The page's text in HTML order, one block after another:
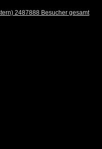
2487888 Besucher gesamt